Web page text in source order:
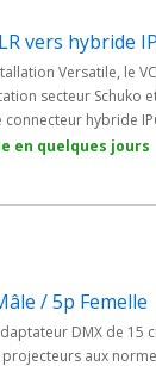
vers hybride
Versatile, le
secteur Schuko
connecteur hybride
de raccorder
d'alimentation au
hybride étanche
en quelques jours
/ 5p Femelle
DMX de 15
aux